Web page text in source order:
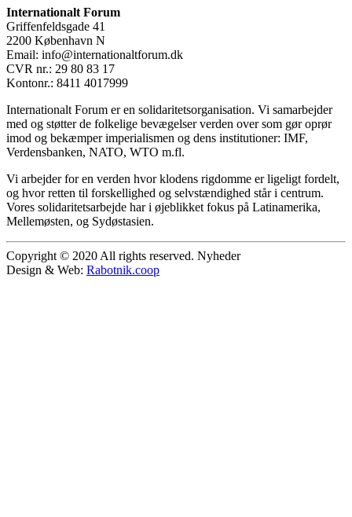
Internationalt Forum
Griffenfeldsgade 41
2200 København N
Email: info@internationaltforum.dk
CVR nr.: 29 80 83 17
Kontonr.: 8411 4017999
Internationalt Forum er en solidaritetsorganisation. Vi samarbejder
med og støtter de folkelige bevægelser verden over som gør oprør
imod og bekæmper imperialismen og dens institutioner: IMF,
Verdensbanken, NATO, WTO m.fl.
Vi arbejder for en verden hvor klodens rigdomme er ligeligt fordelt,
og hvor retten til forskellighed og selvstændighed står i centrum.
Vores solidaritetsarbejde har i øjeblikket fokus på Latinamerika,
Mellemøsten, og Sydøstasien.
Copyright © 2020 All rights reserved. Nyheder
Design & Web: Rabotnik.coop